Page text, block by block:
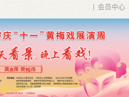
会员中心